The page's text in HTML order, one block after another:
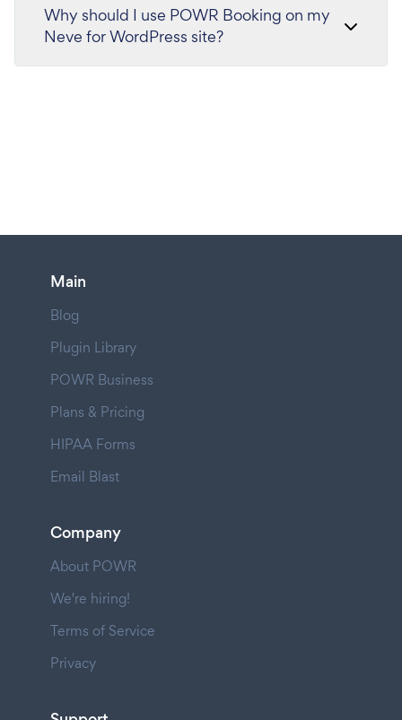
Why should I use POWR Booking on my
Neve for WordPress site?
Main
Blog
Plugin Library
POWR Business
Plans & Pricing
HIPAA Forms
Email Blast
Company
About POWR
We're hiring!
Terms of Service
Privacy